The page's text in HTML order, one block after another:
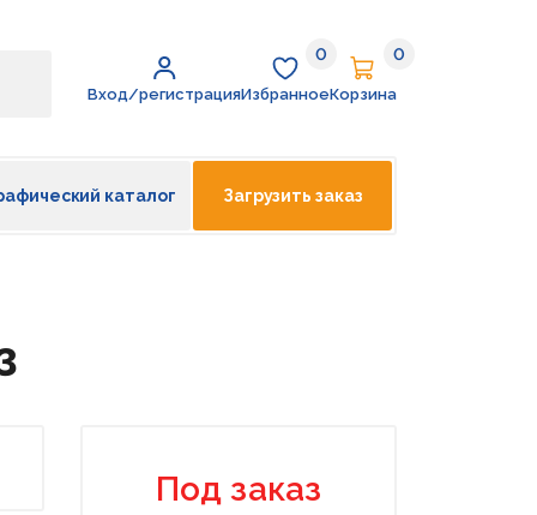
Вход/регистрация
Избранное
0
Избранное
Корзина
0
Корзина
каталог Загрузить заказ
Под заказ